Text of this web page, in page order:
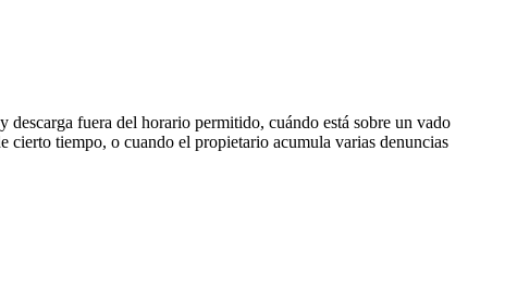
fuera del horario permitido, cuándo está sobre un vado
cierto tiempo, o cuando el propietario acumula varias denuncias